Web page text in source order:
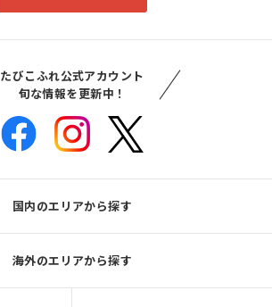
たびこふれ公式アカウント
旬な情報を更新中！
国内のエリアから探す
海外のエリアから探す